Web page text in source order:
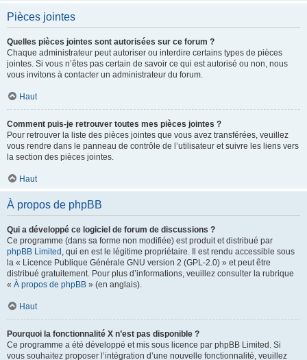
Pièces jointes
Quelles pièces jointes sont autorisées sur ce forum ?
Chaque administrateur peut autoriser ou interdire certains types de pièces
jointes. Si vous n’êtes pas certain de savoir ce qui est autorisé ou non, nous
vous invitons à contacter un administrateur du forum.
Haut
Comment puis-je retrouver toutes mes pièces jointes ?
Pour retrouver la liste des pièces jointes que vous avez transférées, veuillez
vous rendre dans le panneau de contrôle de l’utilisateur et suivre les liens vers
la section des pièces jointes.
Haut
À propos de phpBB
Qui a développé ce logiciel de forum de discussions ?
Ce programme (dans sa forme non modifiée) est produit et distribué par
phpBB Limited , qui en est le légitime propriétaire. Il est rendu accessible sous
la « Licence Publique Générale GNU version 2 (GPL-2.0) » et peut être
distribué gratuitement. Pour plus d’informations, veuillez consulter la rubrique
« À propos de phpBB » (en anglais).
Haut
Pourquoi la fonctionnalité X n’est pas disponible ?
Ce programme a été développé et mis sous licence par phpBB Limited. Si
vous souhaitez proposer l’intégration d’une nouvelle fonctionnalité, veuillez